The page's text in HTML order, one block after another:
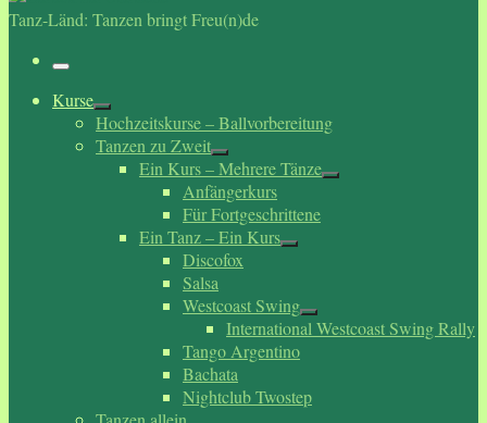
Tanz-Länd: Tanzen bringt Freu(n)de
Menü
Kurse
Hochzeitskurse – Ballvorbereitung
Tanzen zu Zweit
Ein Kurs – Mehrere Tänze
Anfängerkurs
Für Fortgeschrittene
Ein Tanz – Ein Kurs
Discofox
Salsa
Westcoast Swing
International Westcoast Swing Rally
Tango Argentino
Bachata
Nightclub Twostep